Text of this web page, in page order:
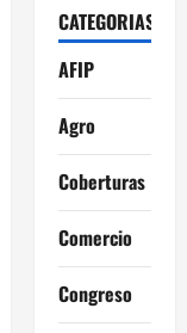
CATEGORIAS
AFIP
Agro
Coberturas
Comercio
Congreso